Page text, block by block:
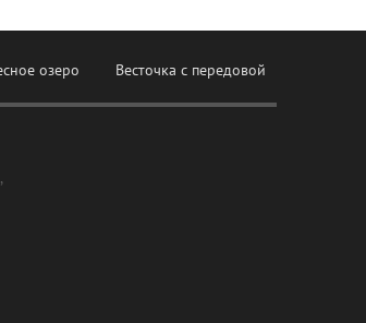
озеро Весточка с передовой